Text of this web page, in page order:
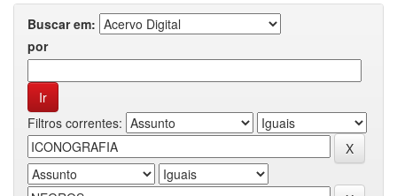
Buscar em:
por
Filtros correntes: